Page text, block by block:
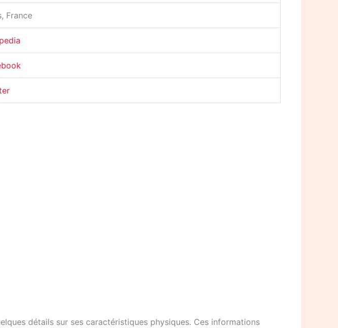
France
détails sur ses caractéristiques physiques. Ces informations